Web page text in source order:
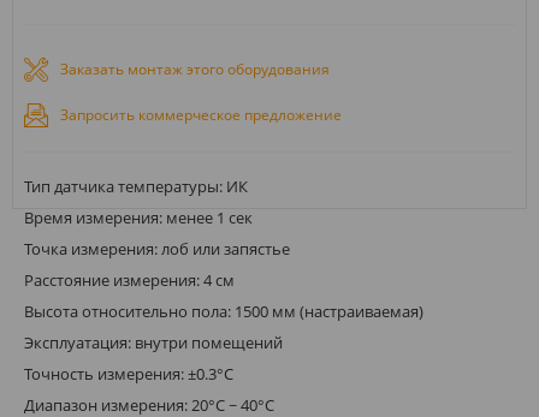
Заказать монтаж этого оборудования
Запросить коммерческое предложение
Тип датчика температуры: ИК
Время измерения: менее 1 сек
Точка измерения: лоб или запястье
Расстояние измерения: 4 см
Высота относительно пола: 1500 мм (настраиваемая)
Эксплуатация: внутри помещений
Точность измерения: ±0.3°C
Диапазон измерения: 20°C ~ 40°C